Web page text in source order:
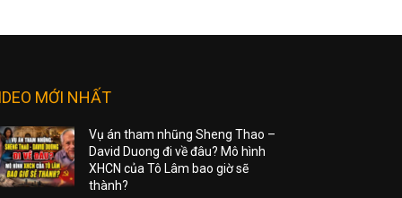
MỚI NHẤT
Vụ án tham nhũng Sheng Thao –
David Duong đi về đâu? Mô hình
XHCN của Tô Lâm bao giờ sẽ
thành?